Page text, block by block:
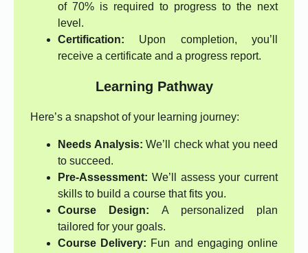
of 70% is required to progress to the next
level.
Certification: Upon completion, you’ll
receive a certificate and a progress report.
Learning Pathway
Here’s a snapshot of your learning journey:
Needs Analysis: We’ll check what you need
to succeed.
Pre-Assessment: We’ll assess your current
skills to build a course that fits you.
Course Design: A personalized plan
tailored for your goals.
Course Delivery: Fun and engaging online